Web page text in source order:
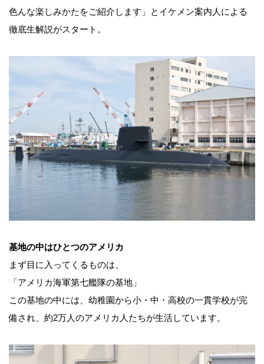
色んな楽しみかたをご紹介します」とイケメン案内人による
徹底生解説がスタート。
基地の中はひとつのアメリカ
まず目に入ってくるものは、
「アメリカ海軍第七艦隊の基地」
この基地の中には、幼稚園から小・中・高校の一貫学校が完
備され、約2万人のアメリカ人たちが生活しています。